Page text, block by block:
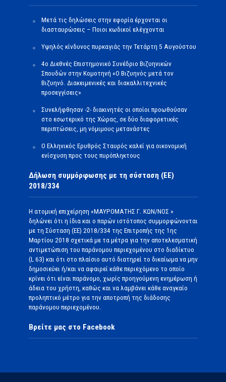
Μετά τις δηλώσεις στην εφορία έρχονται οι
διασταυρώσεις – Ποιοι κωδικοί ελέγχονται
Υψηλός κίνδυνος πυρκαγιάς την Τετάρτη 5 Αυγούστου
4ο Διεθνές Επιστημονικό Συνέδριο Βιζυηνικών
Σπουδών στην Κομοτηνή «Ο Βιζυηνός μετά τον
Βιζυηνό. Διακειμενικές και διακαλλιτεχνικές
προσεγγίσεις»
Συνελήφθησαν -2- διακινητές οι οποίοι προωθούσαν
στο εσωτερικό της Χώρας, σε δύο διαφορετικές
περιπτώσεις, μη νόμιμους μετανάστες
O Ελληνικός Ερυθρός Σταυρός καλεί για οικονομική
ενίσχυση προς τους πυρόπληκτους
Δήλωση συμμόρφωσης με τη σύσταση (ΕΕ)
2018/334
Η ατομική επιχείρηση «ΜΑΥΡΟΜΑΤΗΣ Γ. ΚΩΝ/ΝΟΣ »
δηλώνει ότι η ίδια και ο παρών ιστότοπος συμμορφώνονται
με τη Σύσταση (ΕΕ) 2018/334 της Επιτροπής της 1ης
Μαρτίου 2018 σχετικά με τα μέτρα για την αποτελεσματική
αντιμετώπιση του παράνομου περιεχομένου στο διαδίκτυο
(L 63) και ότι στο πλαίσιο αυτό διατηρεί το δικαίωμα να μην
δημοσιεύει ή/και να αφαιρεί κάθε περιεχόμενο το οποίο
κρίνει ότι είναι παράνομο, χωρίς προηγούμενη ενημέρωση ή
άδεια του χρήστη, καθώς και να λαμβάνει κάθε αναγκαίο
προληπτικό μέτρο για την αποτροπή της διάδοσης
παράνομου περιεχομένου.
Βρείτε μας στο Facebook